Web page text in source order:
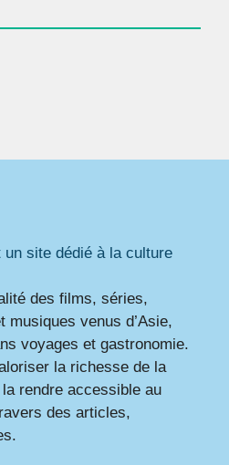
un site dédié à la culture
des films, séries,
venus d’Asie,
voyages et gastronomie.
la richesse de la
rendre accessible au
des articles,